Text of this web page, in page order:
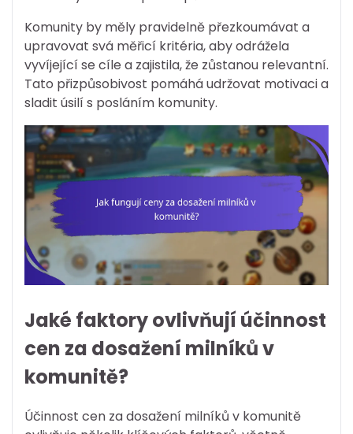
Komunity by měly pravidelně přezkoumávat a
upravovat svá měřicí kritéria, aby odrážela
vyvíjející se cíle a zajistila, že zůstanou relevantní.
Tato přizpůsobivost pomáhá udržovat motivaci a
sladit úsilí s posláním komunity.
Jaké faktory ovlivňují účinnost
cen za dosažení milníků v
komunitě?
Účinnost cen za dosažení milníků v komunitě